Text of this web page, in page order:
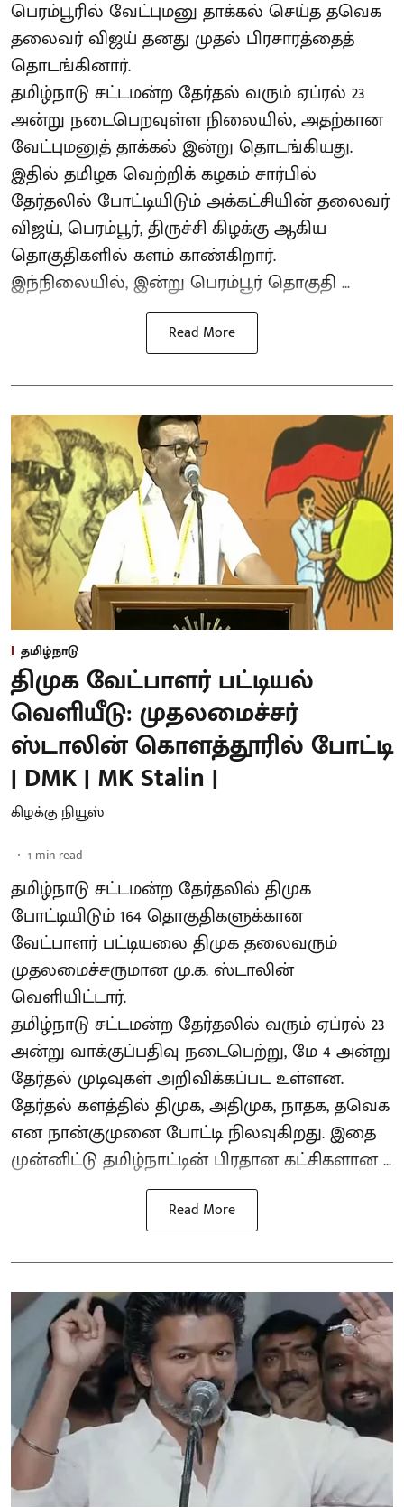
பெரம்பூரில் வேட்புமனு தாக்கல் செய்த தவெக
தலைவர் விஜய் தனது முதல் பிரசாரத்தைத்
தொடங்கினார்.
தமிழ்நாடு சட்டமன்ற தேர்தல் வரும் ஏப்ரல் 23
அன்று நடைபெறவுள்ள நிலையில், அதற்கான
வேட்புமனுத் தாக்கல் இன்று தொடங்கியது.
இதில் தமிழக வெற்றிக் கழகம் சார்பில்
தேர்தலில் போட்டியிடும் அக்கட்சியின் தலைவர்
விஜய், பெரம்பூர், திருச்சி கிழக்கு ஆகிய
தொகுதிகளில் களம் காண்கிறார்.
இந்நிலையில், இன்று பெரம்பூர் தொகுதி ...
Read More
தமிழ்நாடு
திமுக வேட்பாளர் பட்டியல்
வெளியீடு: முதலமைச்சர்
ஸ்டாலின் கொளத்தூரில் போட்டி
| DMK | MK Stalin |
கிழக்கு நியூஸ்
1 min read
தமிழ்நாடு சட்டமன்ற தேர்தலில் திமுக
போட்டியிடும் 164 தொகுதிகளுக்கான
வேட்பாளர் பட்டியலை திமுக தலைவரும்
முதலமைச்சருமான மு.க. ஸ்டாலின்
வெளியிட்டார்.
தமிழ்நாடு சட்டமன்ற தேர்தலில் வரும் ஏப்ரல் 23
அன்று வாக்குப்பதிவு நடைபெற்று, மே 4 அன்று
தேர்தல் முடிவுகள் அறிவிக்கப்பட உள்ளன.
தேர்தல் களத்தில் திமுக, அதிமுக, நாதக, தவெக
என நான்குமுனை போட்டி நிலவுகிறது. இதை
முன்னிட்டு தமிழ்நாட்டின் பிரதான கட்சிகளான ...
Read More